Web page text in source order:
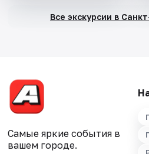
Все экскурсии в
Самые яркие события в
вашем городе.